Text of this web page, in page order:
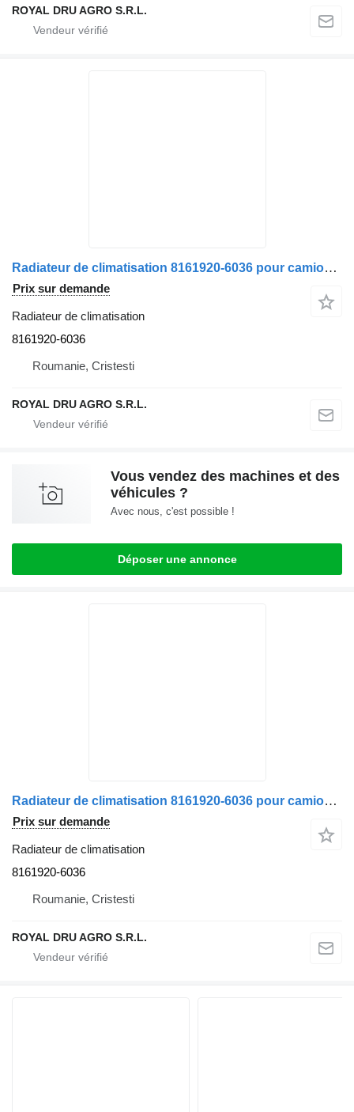
ROYAL DRU AGRO S.R.L.
Radiateur de climatisation 8161920-6036 pour camion MAN
Prix sur demande
Radiateur de climatisation
8161920-6036
Roumanie, Cristesti
ROYAL DRU AGRO S.R.L.
Vous vendez des machines et des
véhicules ?
Avec nous, c'est possible !
Déposer une annonce
Radiateur de climatisation 8161920-6036 pour camion MAN
Prix sur demande
Radiateur de climatisation
8161920-6036
Roumanie, Cristesti
ROYAL DRU AGRO S.R.L.